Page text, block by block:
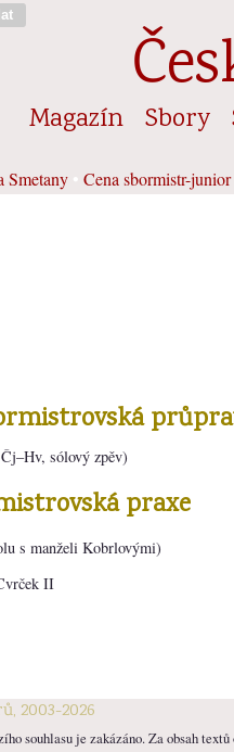
Magazín Sbory
Smetany Cena sbormistr-junior
sólový zpěv)
praxe
s manželi Kobrlovými)
II
2003-2026
souhlasu je zakázáno. Za obsah